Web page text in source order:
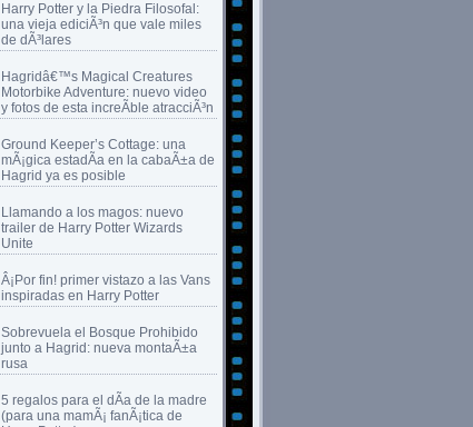
Harry Potter y la Piedra Filosofal:
una vieja ediciÃ³n que vale miles
de dÃ³lares
Hagridâ€™s Magical Creatures
Motorbike Adventure: nuevo video
y fotos de esta increÃ­ble atracciÃ³n
Ground Keeper’s Cottage: una
mÃ¡gica estadÃ­a en la cabaÃ±a de
Hagrid ya es posible
Llamando a los magos: nuevo
trailer de Harry Potter Wizards
Unite
Â¡Por fin! primer vistazo a las Vans
inspiradas en Harry Potter
Sobrevuela el Bosque Prohibido
junto a Hagrid: nueva montaÃ±a
rusa
5 regalos para el dÃ­a de la madre
(para una mamÃ¡ fanÃ¡tica de